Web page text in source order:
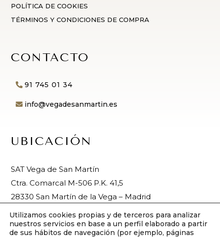
POLÍTICA DE COOKIES
TÉRMINOS Y CONDICIONES DE COMPRA
CONTACTO
91 745 01 34
info@vegadesanmartin.es
UBICACIÓN
SAT Vega de San Martín
Ctra. Comarcal M-506 P.K. 41,5
28330 San Martín de la Vega – Madrid
Utilizamos cookies propias y de terceros para analizar
nuestros servicios en base a un perfil elaborado a partir
de sus hábitos de navegación (por ejemplo, páginas